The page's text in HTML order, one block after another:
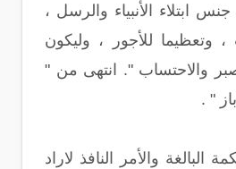
ابتلاء الأنبياء والرسل ،
وتعظيما للأجور ، وليكون
والاحتساب ". انتهى من "
" .
البالغة والأمر النافذ لاراد